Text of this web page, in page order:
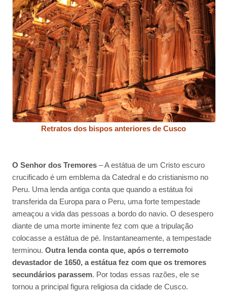
Retratos dos bispos anteriores de Cusco
O Senhor dos Tremores – A estátua de um Cristo escuro
crucificado é um emblema da Catedral e do cristianismo no
Peru. Uma lenda antiga conta que quando a estátua foi
transferida da Europa para o Peru, uma forte tempestade
ameaçou a vida das pessoas a bordo do navio. O desespero
diante de uma morte iminente fez com que a tripulação
colocasse a estátua de pé. Instantaneamente, a tempestade
terminou.Outra lenda conta que, após o terremoto
devastador de 1650, a estátua fez com que os tremores
secundários parassem. Por todas essas razões, ele se
tornou a principal figura religiosa da cidade de Cusco.